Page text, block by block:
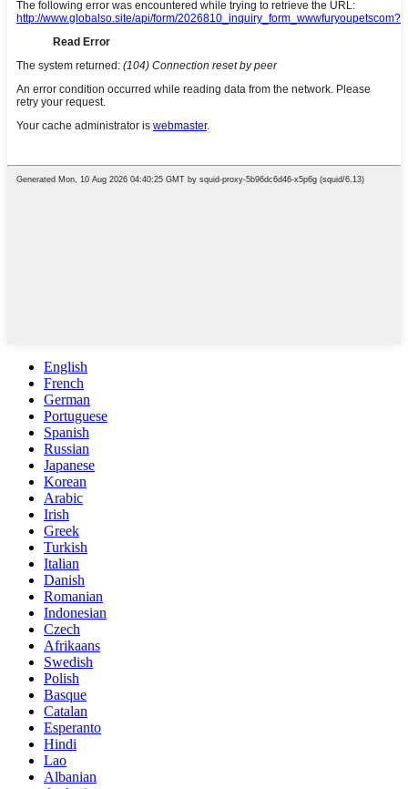
English
French
German
Portuguese
Spanish
Russian
Japanese
Korean
Arabic
Irish
Greek
Turkish
Italian
Danish
Romanian
Indonesian
Czech
Afrikaans
Swedish
Polish
Basque
Catalan
Esperanto
Hindi
Lao
Albanian